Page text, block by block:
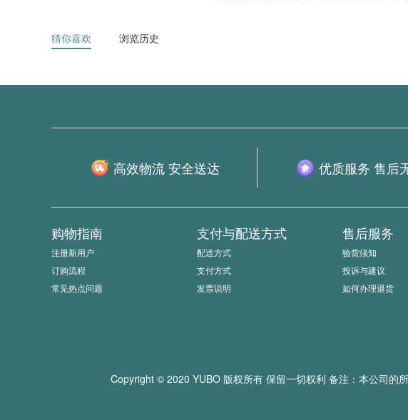
猜你喜欢 浏览历史
高效物流 安全送达 优质服务 售后
购物指南
注册新用户
订购流程
常见热点问题
支付与配送方式
配送方式
支付方式
发票说明
售后服务
验货须知
投诉与建议
如何办理退货
Copyright © 2020 YUBO 版权所有 保留一切权利 备注：本公司的